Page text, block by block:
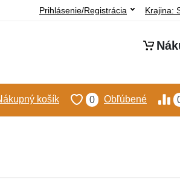
Krajina:
Prihlásenie/Registrácia
0 Obľúbené
košík